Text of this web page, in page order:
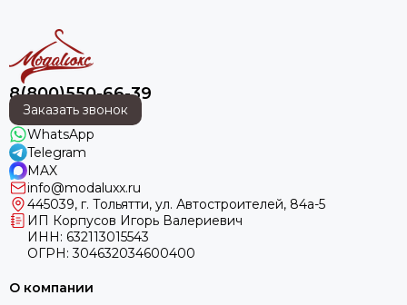
8(800)550-66-39
Заказать звонок
WhatsApp
Telegram
MAX
info@modaluxx.ru
445039, г. Тольятти, ул. Автостроителей, 84а-5
ИП Корпусов Игорь Валериевич
ИНН: 632113015543
ОГРН: 304632034600400
О компании